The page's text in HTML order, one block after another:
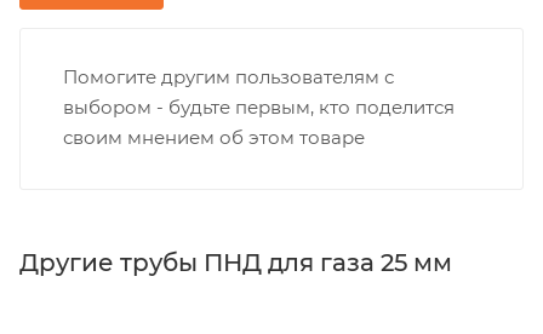
Помогите другим пользователям с
выбором - будьте первым, кто поделится
своим мнением об этом товаре
Другие трубы ПНД для газа 25 мм